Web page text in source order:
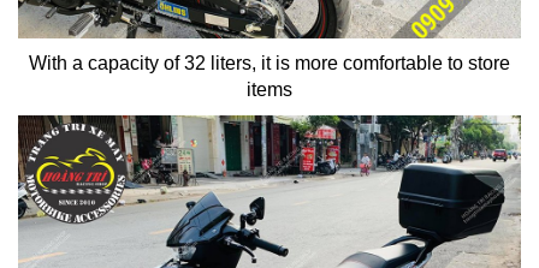
With a capacity of 32 liters, it is more comfortable to store
items